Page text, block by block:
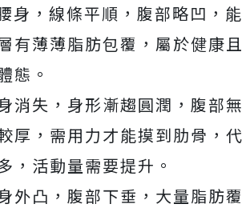
身，線條平順，腹部略凹，能
有薄薄脂肪包覆，屬於健康且
態。
消失，身形漸趨圓潤，腹部無
厚，需用力才能摸到肋骨，代
，活動量需要提升。
外凸，腹部下垂，大量脂肪覆